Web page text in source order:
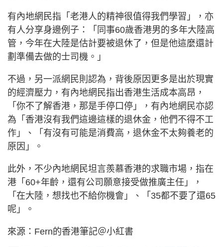
有內地網民指「老港人的精神很值得我們學習」，亦
有人分享身邊例子：「同事60歲香港男的多年大陸高
管，今年在大陸是估計要被退休了，但是他這麼還計
劃準備去做的士司機。」
不過，另一派網民則認為，背後原因更多是出於現實
的經濟壓力，有內地網民指出香港生活成本高昂，
「你不了解香港，那是手停口停」，有內地網民亦認
為「香港沒有我們這邊這樣的退休金，他們不得不工
作」、「有沒有可能是消費高，退休金不太夠養老的
原因」。
此外，不少內地網民坦言羨慕香港的求職市場，指在
港「60+年齡，還有公司願意接受做推廣主任」，
「在大陸，想找也​​不給你機會」、「35都不要了還65
呢」。
來源：Fern的香港筆記＠小紅書